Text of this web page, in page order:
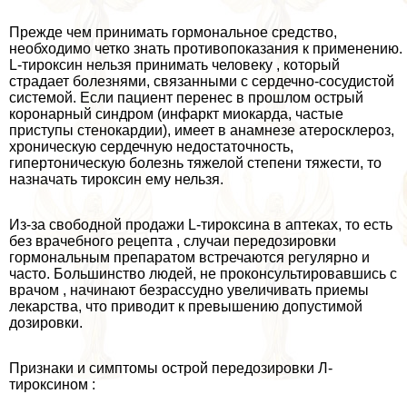
Прежде чем принимать гормональное средство,
необходимо четко знать противопоказания к применению.
L-тироксин нельзя принимать человеку , который
страдает болезнями, связанными с сердечно-сосудистой
системой. Если пациент перенес в прошлом острый
коронарный синдром (инфаркт миокарда, частые
приступы стенокардии), имеет в анамнезе атеросклероз,
хроническую сердечную недостаточность,
гипертоническую болезнь тяжелой степени тяжести, то
назначать тироксин ему нельзя.
Из-за свободной продажи L-тироксина в аптеках, то есть
без врачебного рецепта , случаи передозировки
гормональным препаратом встречаются регулярно и
часто. Большинство людей, не проконсультировавшись с
врачом , начинают безрассудно увеличивать приемы
лекарства, что приводит к превышению допустимой
дозировки.
Признаки и симптомы острой передозировки Л-
тироксином :